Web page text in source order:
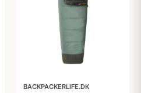
BACKPACKERLIFE.DK